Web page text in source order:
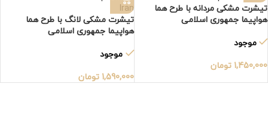
تیشرت مشکی مردانه با طرح هما
هواپیما جمهوری اسلامی
موجود
1,450,000 تومان
تیشرت مشکی لانگ با طرح هما
هواپیما جمهوری اسلامی
موجود
1,590,000 تومان